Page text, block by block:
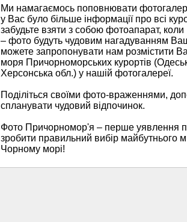
Ми намагаємось поповнювати
у Вас було більше інформації про всі
забудьте взяти з собою фотоапарат,
– фото будуть чудовим нагадуванням
можете запропонувати нам розмістити
моря Причорноморських курортів
Херсонська обл.) у нашій фотогалереї.
Поділіться своїми фото-враженнями,
спланувати чудовий відпочинок.
Фото Причорномор'я – перше уявлення
зробити правильний вибір майбутнього
Чорному морі!